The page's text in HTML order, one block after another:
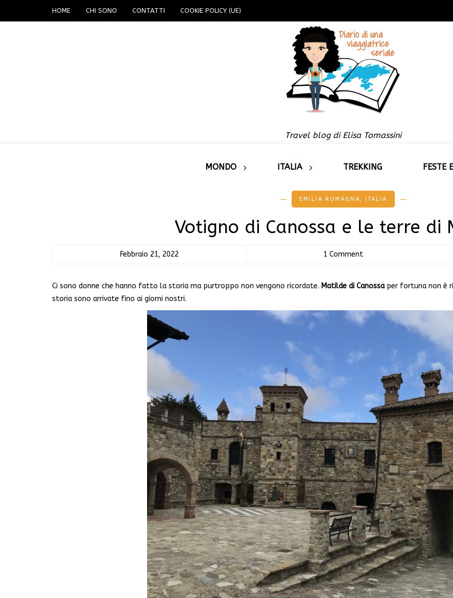
HOME CHI SONO CONTATTI COOKIE POLICY (UE)
Travel blog di Elisa Tomassini
MONDO ITALIA TREKKING FESTE
EMILIA ROMAGNA , ITALIA
Votigno di Canossa e le terre di
Febbraio 21, 2022 1 Comment
Ci sono donne che hanno fatto la storia ma purtroppo non vengono ricordate. Matilde di Canossa per fortuna non è
storia sono arrivate fino ai giorni nostri.